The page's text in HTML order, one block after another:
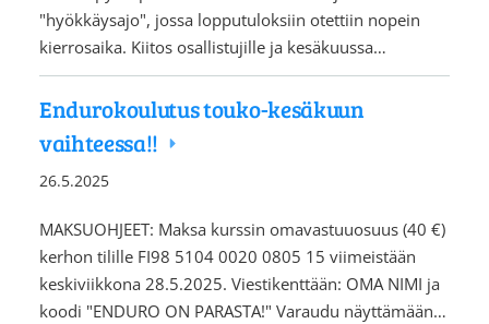
"hyökkäysajo", jossa lopputuloksiin otettiin nopein
kierrosaika. Kiitos osallistujille ja kesäkuussa…
Endurokoulutus touko-kesäkuun
vaihteessa!!
26.5.2025
MAKSUOHJEET: Maksa kurssin omavastuuosuus (40 €)
kerhon tilille FI98 5104 0020 0805 15 viimeistään
keskiviikkona 28.5.2025. Viestikenttään: OMA NIMI ja
koodi "ENDURO ON PARASTA!" Varaudu näyttämään…